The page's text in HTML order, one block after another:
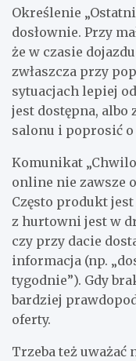
Określenie
dosłownie. Przy
że w czasie
zwłaszcza przy
sytuacjach lepiej
jest dostępna, albo
salonu i poprosić o
Komunikat
online nie zawsze
Często produkt
z hurtowni jest w
czy przy dacie
informacja (np.
tygodnie”). Gdy
bardziej
oferty.
Trzeba też uważać